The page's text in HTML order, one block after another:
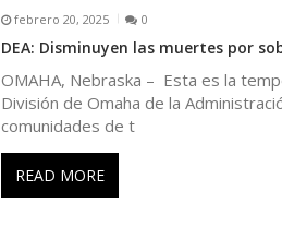
febrero 20, 2025 0
DEA: Disminuyen las muertes por
OMAHA, Nebraska – Esta es la
División de Omaha de la
comunidades de t
READ MORE